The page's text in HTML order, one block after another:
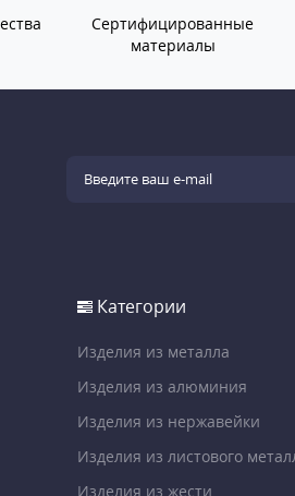
Сертифицированные
материалы
Категории
Изделия из металла
Изделия из алюминия
Изделия из нержавейки
Изделия из листового
Изделия из жести